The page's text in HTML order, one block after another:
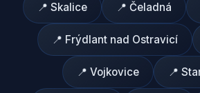
📍 Skalice 📍 Čeladná
📍 Frýdlant nad Ostravicí
📍 Vojkovice 📍